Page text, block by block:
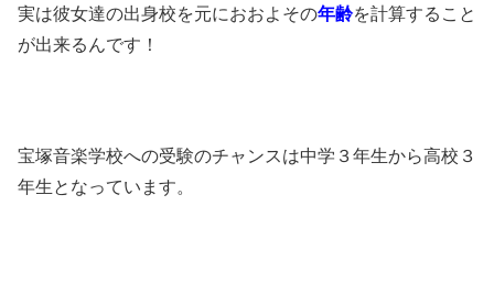
実は彼女達の出身校を元におおよその年齢を計算すること
が出来るんです！
宝塚音楽学校への受験のチャンスは中学３年生から高校３
年生となっています。